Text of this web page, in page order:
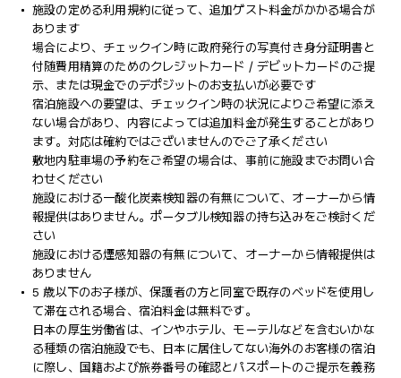
施設の定める利用規約に従って、追加ゲスト料金がかかる場合が
あります
場合により、チェックイン時に政府発行の写真付き身分証明書と
付随費用精算のためのクレジットカード / デビットカードのご提
示、または現金でのデポジットのお支払いが必要です
宿泊施設への要望は、チェックイン時の状況によりご希望に添え
ない場合があり、内容によっては追加料金が発生することがあり
ます。対応は確約ではございませんのでご了承ください
敷地内駐車場の予約をご希望の場合は、事前に施設までお問い合
わせください
施設における一酸化炭素検知器の有無について、オーナーから情
報提供はありません。ポータブル検知器の持ち込みをご検討くだ
さい
施設における煙感知器の有無について、オーナーから情報提供は
ありません
5 歳以下のお子様が、保護者の方と同室で既存のベッドを使用し
て滞在される場合、宿泊料金は無料です。
日本の厚生労働省は、インやホテル、モーテルなどを含むいかな
る種類の宿泊施設でも、日本に​居住してない海外のお客様の宿泊
に際し、国籍および旅券番号の確認とパスポートのご提示を義務